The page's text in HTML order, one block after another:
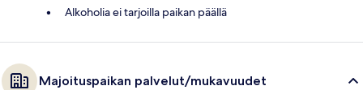
Alkoholia ei tarjoilla paikan päällä
Majoituspaikan palvelut/mukavuudet